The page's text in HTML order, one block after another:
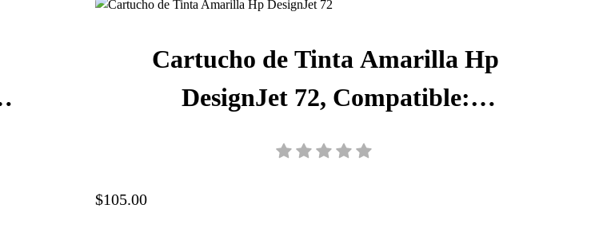
Cartucho de Tinta Amarilla Hp
DesignJet 72, Compatible:
$105.00